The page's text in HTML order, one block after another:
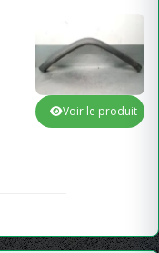
Voir le produit